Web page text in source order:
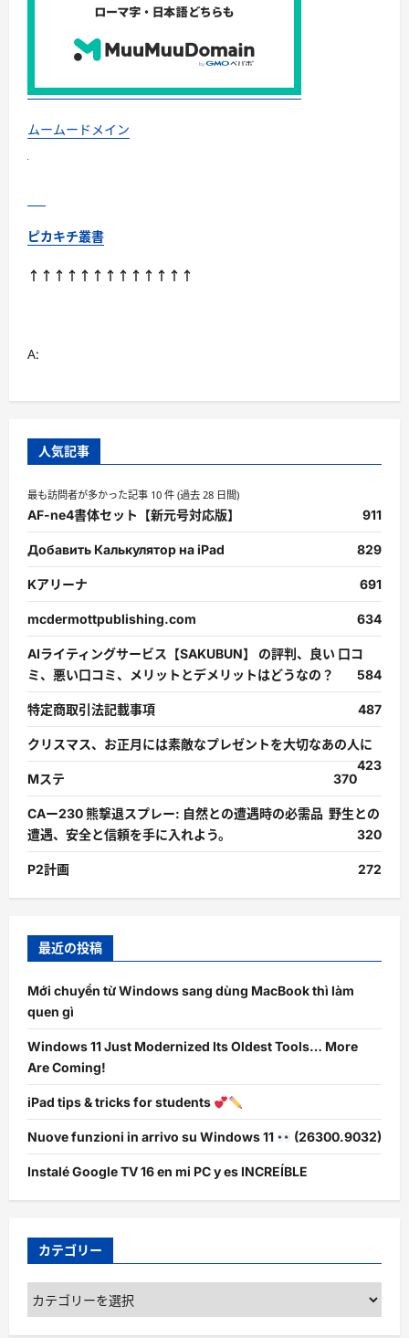
い
て
ら
に
む
ムームードメイン
ピカキチ叢書
↑↑↑↑↑↑↑↑↑↑↑↑↑
A:
人気記事
最も訪問者が多かった記事 10 件 (過去 28 日間)
AF-ne4書体セット【新元号対応版】 911
Добавить Калькулятор на iPad 829
Kアリーナ 691
mcdermottpublishing.com 634
AIライティングサービス【SAKUBUN】 の評判、良い 口コ
ミ、悪い口コミ、メリットとデメリットはどうなの？
584
特定商取引法記載事項 487
クリスマス、お正月には素敵なプレゼントを大切なあの人に
423
Mステ
370
CAー230 熊撃退スプレー: 自然との遭遇時の必需品 野生との
遭遇、安全と信頼を手に入れよう。
320
P2計画 272
最近の投稿
Mới chuyển từ Windows sang dùng MacBook thì làm
quen gì
Windows 11 Just Modernized Its Oldest Tools… More
Are Coming!
iPad tips & tricks for students
Nuove funzioni in arrivo su Windows 11 (26300.9032)
Instalé Google TV 16 en mi PC y es INCREÍBLE
カテゴリー
カ
テ
ゴ